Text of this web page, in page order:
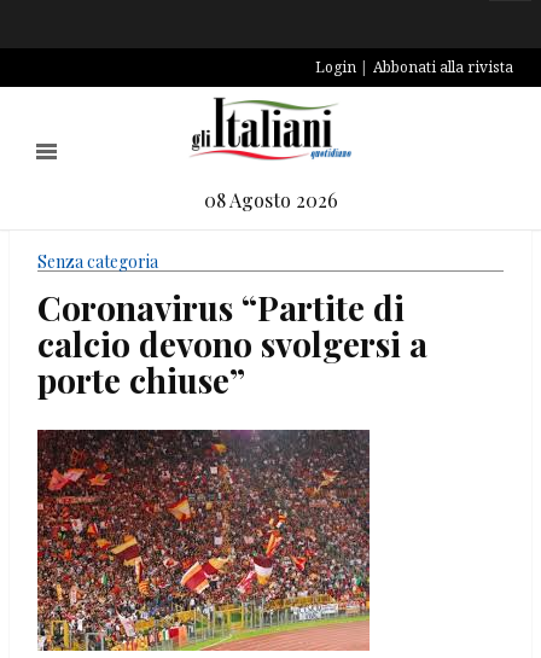
Login Abbonati alla rivista
08 Agosto 2026
Senza categoria
Coronavirus “Partite di
calcio devono svolgersi a
porte chiuse”